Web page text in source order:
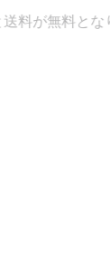
ます。